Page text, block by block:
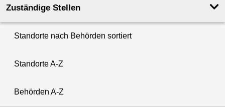
Zuständige Stellen
Standorte nach Behörden sortiert
Standorte A-Z
Behörden A-Z